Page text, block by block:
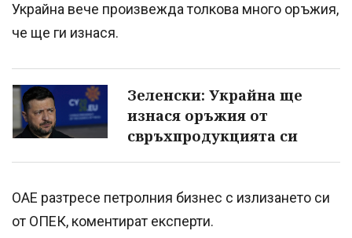
Украйна вече произвежда толкова много оръжия,
че ще ги изнася.
Зеленски: Украйна ще
изнася оръжия от
свръхпродукцията си
ОАЕ разтресе петролния бизнес с излизането си
от ОПЕК, коментират експерти.